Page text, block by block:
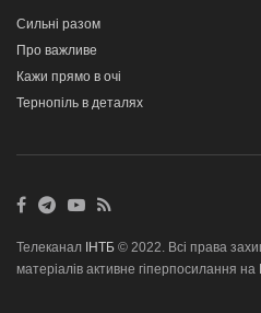
Сильні разом
Про важливе
Кажи прямо в очі
Тернопіль в деталях
Телеканал ІНТБ © 2022. Всі права
матеріалів активне гіперпосилання на